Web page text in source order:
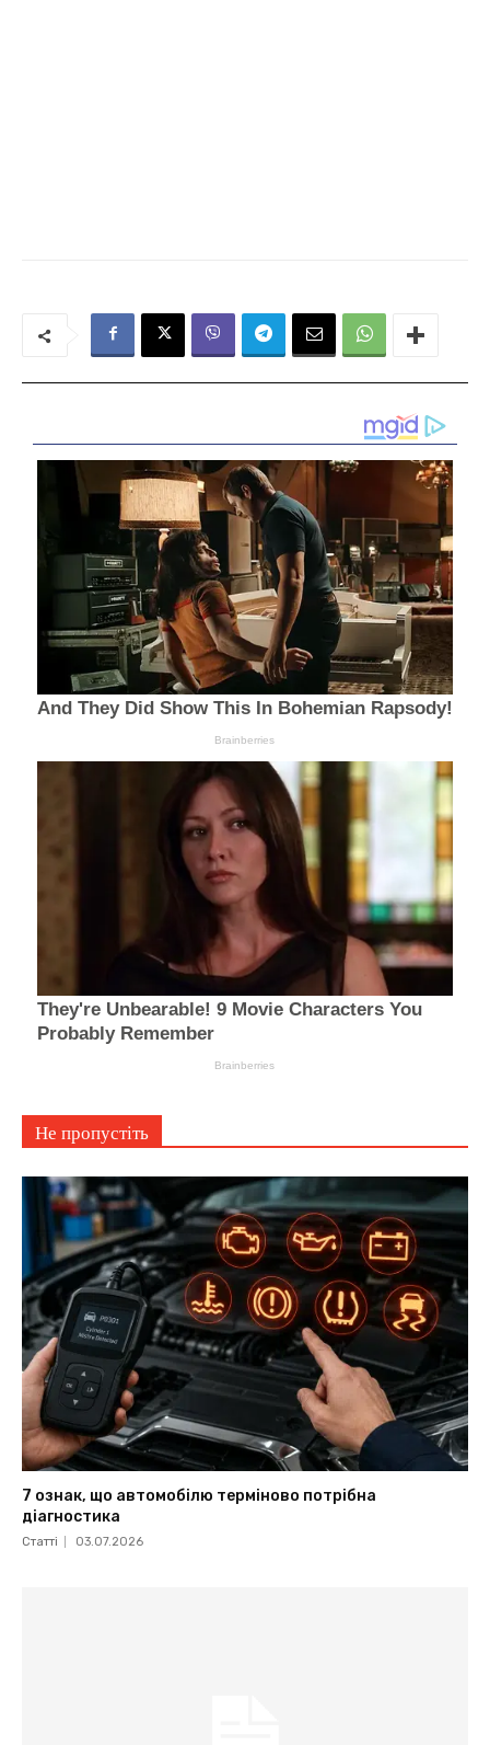
Не пропустіть
7 ознак, що автомобілю терміново потрібна
діагностика
Статті 03.07.2026